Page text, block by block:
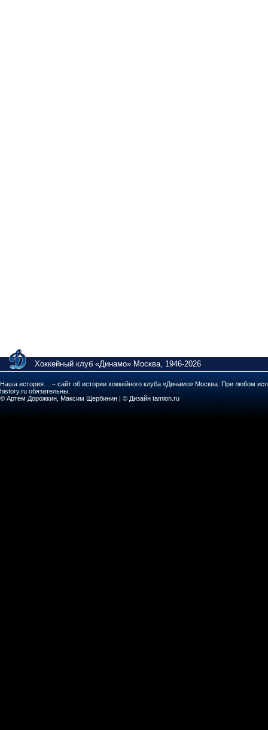
Хоккейный клуб «Динамо» Москва, 1946-2026
Наша история… – сайт об истории хоккейного клуба «Динамо» Москва. При любом
history.ru обязательны.
© Артем Дорожкин, Максим Щербинин | © Дизайн tamion.ru